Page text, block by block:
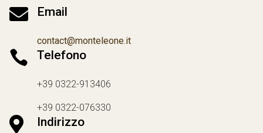
 Email
contact@monteleone.it
 Telefono
+39 0322-913406
+39 0322-076330
 Indirizzo